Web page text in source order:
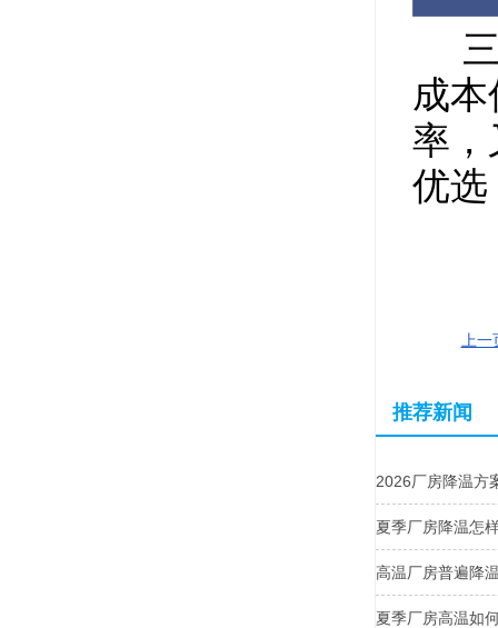
三
成
率，
优选
上
推荐新闻
2026厂房降温方
夏季厂房降温怎
高温厂房普遍降
夏季厂房高温如